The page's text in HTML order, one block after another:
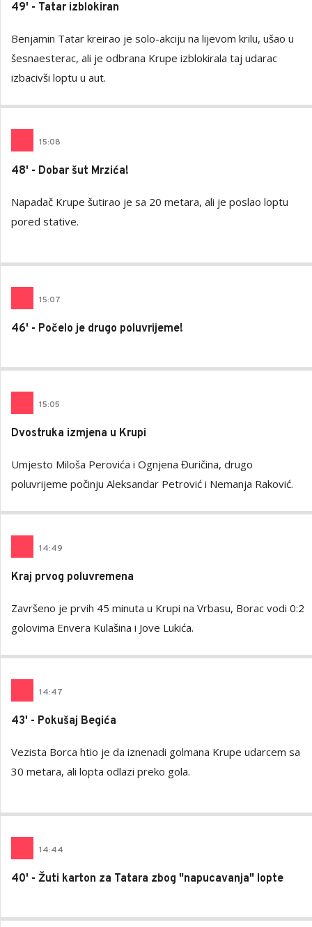
49' - Tatar izblokiran
Benjamin Tatar kreirao je solo-akciju na lijevom krilu, ušao u
šesnaesterac, ali je odbrana Krupe izblokirala taj udarac
izbacivši loptu u aut.
15:08
48' - Dobar šut Mrzića!
Napadač Krupe šutirao je sa 20 metara, ali je poslao loptu
pored stative.
15:07
46' - Počelo je drugo poluvrijeme!
15:05
Dvostruka izmjena u Krupi
Umjesto Miloša Perovića i Ognjena Đuričina, drugo
poluvrijeme počinju Aleksandar Petrović i Nemanja Raković.
14:49
Kraj prvog poluvremena
Završeno je prvih 45 minuta u Krupi na Vrbasu, Borac vodi 0:2
golovima Envera Kulašina i Jove Lukića.
14:47
43' - Pokušaj Begića
Vezista Borca htio je da iznenadi golmana Krupe udarcem sa
30 metara, ali lopta odlazi preko gola.
14:44
40' - Žuti karton za Tatara zbog "napucavanja" lopte